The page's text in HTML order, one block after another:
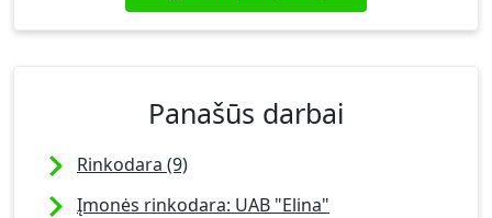
Panašūs darbai
Rinkodara (9)
Įmonės rinkodara: UAB "Elina"